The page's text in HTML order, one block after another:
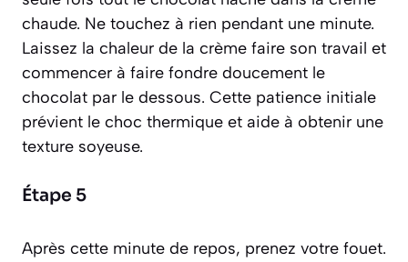
chaude. Ne touchez à rien pendant une minute.
Laissez la chaleur de la crème faire son travail et
commencer à faire fondre doucement le
chocolat par le dessous. Cette patience initiale
prévient le choc thermique et aide à obtenir une
texture soyeuse.
Étape 5
Après cette minute de repos, prenez votre fouet.